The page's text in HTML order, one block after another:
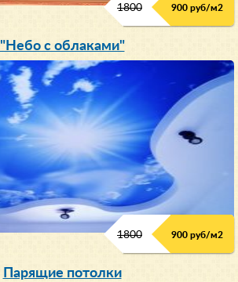
1800 900 руб/м2
"Небо с облаками"
1800 900 руб/м2
Парящие потолки